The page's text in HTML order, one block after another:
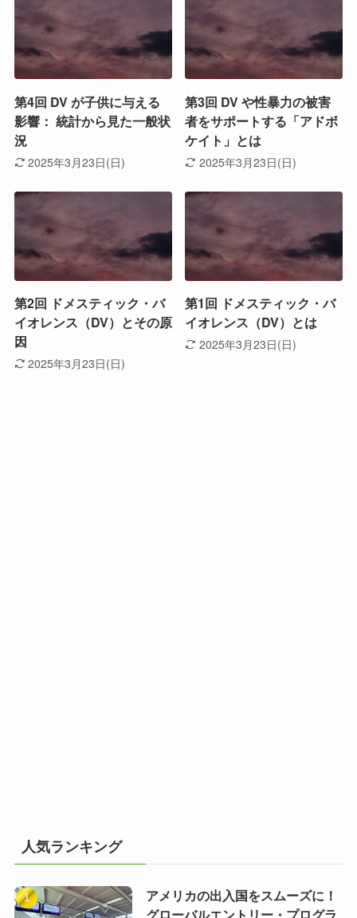
第4回 DV が子供に与える
影響： 統計から見た一般状
況
2025年3月23日(日)
第3回 DV や性暴力の被害
者をサポートする「アドボ
ケイト」とは
2025年3月23日(日)
第2回 ドメスティック・バ
イオレンス（DV）とその原
因
2025年3月23日(日)
第1回 ドメスティック・バ
イオレンス（DV）とは
2025年3月23日(日)
人気ランキング
アメリカの出入国をスムーズに！